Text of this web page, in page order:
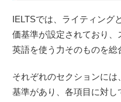
IELTSでは、ライティング
価基準が設定されており、
英語を使う力そのものを総
それぞれのセクションに
基準があり、各項目に対し